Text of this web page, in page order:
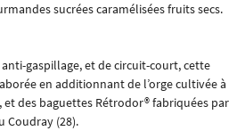
à recevoir nos propositions commerciales à l'adresse
sucrées caramélisées fruits secs.
gaspillage, et de circuit-court, cette
en additionnant de l’orge cultivée à
et des baguettes Rétrodor® fabriquées par
Coudray (28).